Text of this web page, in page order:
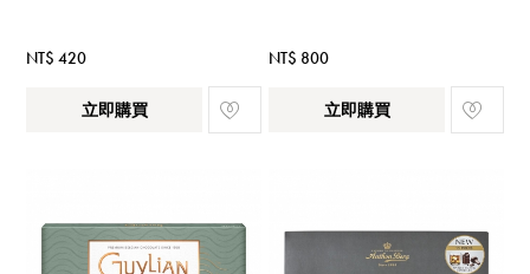
NT$ 420
立即購買
NT$ 800
立即購買